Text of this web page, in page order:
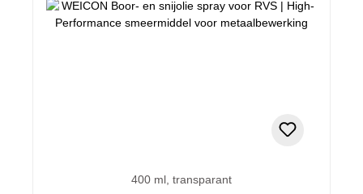
400 ml, transparant